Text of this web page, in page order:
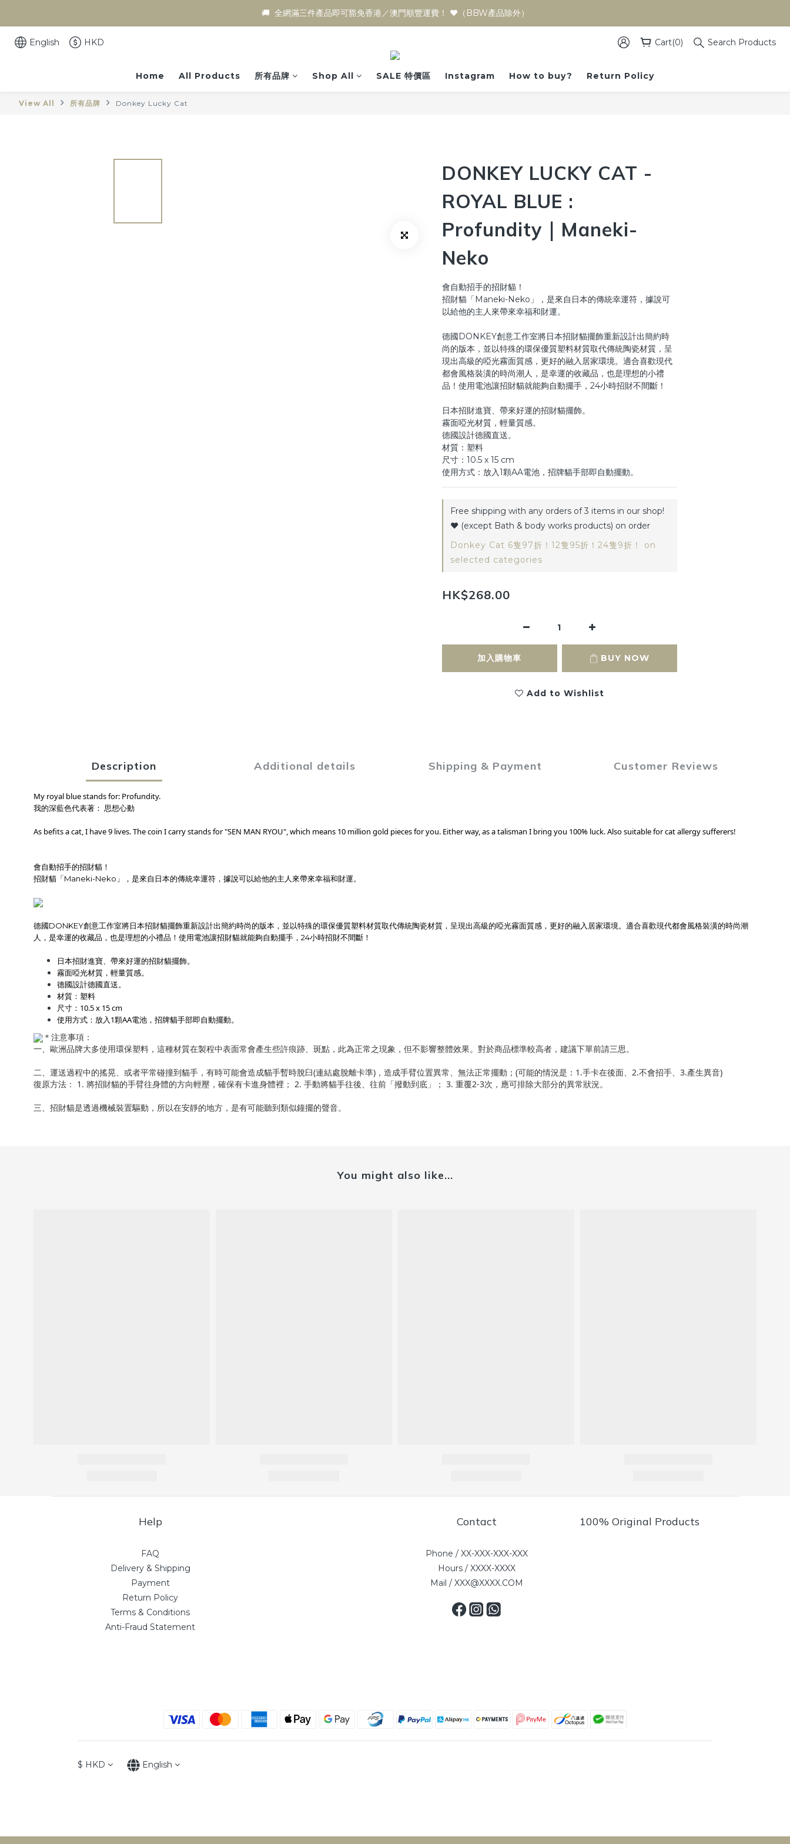
🚚  全網滿三件產品即可豁免香港／澳門順豐運費！ ♥️（BBW產品除外）
English HKD Cart(0) Search Products
Home All Products 所有品牌 Shop All SALE 特價區 Instagram How to buy? Return Policy
View All 所有品牌 Donkey Lucky Cat
DONKEY LUCKY CAT -
ROYAL BLUE :
Profundity｜Maneki-
Neko
會自動招手的招財貓！
招財貓「Maneki-Neko」，是來自日本的傳統幸運符，據說可
以給他的主人來帶來幸福和財運。
德國DONKEY創意工作室將日本招財貓擺飾重新設計出簡約時
尚的版本，並以特殊的環保優質塑料材質取代傳統陶瓷材質，呈
現出高級的啞光霧面質感，更好的融入居家環境。適合喜歡現代
都會風格裝潢的時尚潮人，是幸運的收藏品，也是理想的小禮
品！使用電池讓招財貓就能夠自動擺手，24小時招財不間斷！
日本招財進寶、帶來好運的招財貓擺飾。
霧面啞光材質，輕量質感。
德國設計德國直送。
材質：塑料
尺寸：10.5 x 15 cm
使用方式：放入1顆AA電池，招牌貓手部即自動擺動。
Free shipping with any orders of 3 items in our shop!
♥️ (except Bath & body works products) on order
Donkey Cat 6隻97折！12隻95折！24隻9折！ on
selected categories
HK$268.00
加入購物車 BUY NOW
Add to Wishlist
Description Additional details Shipping & Payment Customer Reviews
My royal blue stands for: Profundity.
我的深藍色代表著： 思想心動
As befits a cat, I have 9 lives. The coin I carry stands for "SEN MAN RYOU", which means 10 million gold pieces for you. Either way, as a talisman I bring you 100% luck. Also suitable for cat allergy sufferers!
會自動招手的招財貓！
招財貓「Maneki-Neko」，是來自日本的傳統幸運符，據說可以給他的主人來帶來幸福和財運。
德國DONKEY創意工作室將日本招財貓擺飾重新設計出簡約時尚的版本，並以特殊的環保優質塑料材質取代傳統陶瓷材質，呈現出高級的啞光霧面質感， 更好的融入居家環境。 適合喜歡現代都會風格裝潢的時尚潮
人，是幸運的收藏品，也是理想的小禮品！ 使用電池讓招財貓就能夠自動擺手，24小時招財不間斷！
日本招財進寶、帶來好運的招財貓擺飾。
霧面啞光材質，輕量質感。
德國設計德國直送。
材質：塑料
尺寸：10.5 x 15 cm
使用方式：放入1顆AA電池，招牌貓手部即自動擺動。
＊注意事項：
一、歐洲品牌大多使用環保塑料，這種材質在製程中表面常會產生些許痕跡、斑點，此為正常之現象，但不影響整體效果。對於商品標準較高者，建議下單前請三思。
二、運送過程中的搖晃、或者平常碰撞到貓手，有時可能會造成貓手暫時脫臼(連結處脫離卡準)，造成手臂位置異常、無法正常擺動；(可能的情況是：1.手卡在後面、2.不會招手、3.產生異音)
復原方法： 1. 將招財貓的手臂往身體的方向輕壓，確保有卡進身體裡； 2. 手動將貓手往後、往前「撥動到底」； 3. 重覆2-3次，應可排除大部分的異常狀況。
三、招財貓是透過機械裝置驅動，所以在安靜的地方，是有可能聽到類似鐘擺的聲音。
You might also like...
Help
FAQ
Delivery & Shipping
Payment
Return Policy
Terms & Conditions
Anti-Fraud Statement
Contact
Phone / XX-XXX-XXX-XXX
Hours / XXXX-XXXX
Mail / XXX@XXXX.COM
100% Original Products
$ HKD English